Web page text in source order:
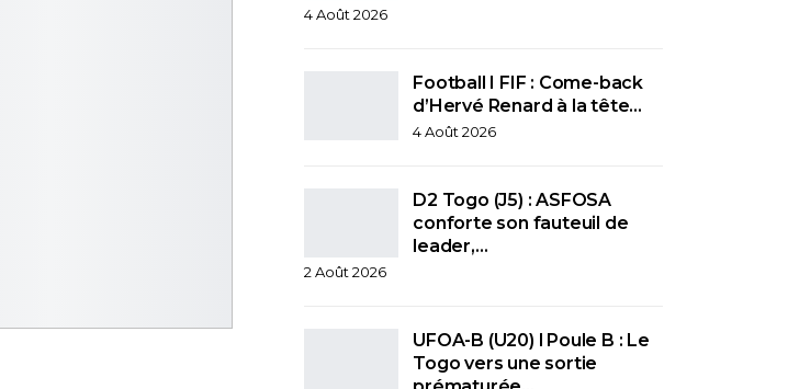
4 Août 2026
Football I FIF : Come-back
d’Hervé Renard à la tête…
4 Août 2026
D2 Togo (J5) : ASFOSA
conforte son fauteuil de
leader,…
2 Août 2026
UFOA-B (U20) l Poule B : Le
Togo vers une sortie